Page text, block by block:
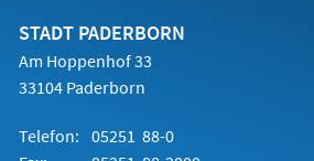
STADT PADERBORN
Am Hoppenhof 33
33104 Paderborn
Telefon: 05251 88-0